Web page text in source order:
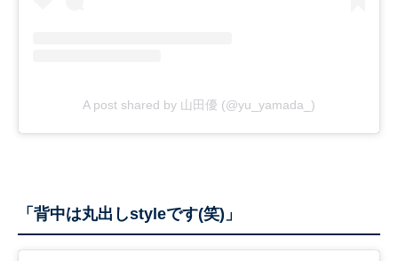
A post shared by 山田優 (@yu_yamada_)
「背中は丸出しstyleです(笑)」